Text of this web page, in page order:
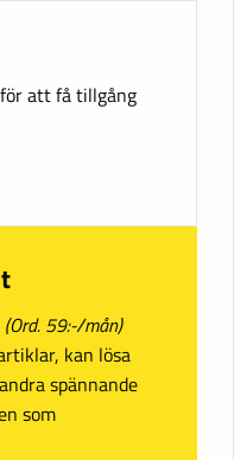
att få tillgång
(Ord. 59:-/mån)
kan lösa
spännande
som